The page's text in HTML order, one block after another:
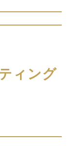
ィング